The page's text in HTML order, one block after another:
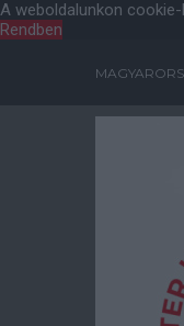
A weboldalunkon
Rendben